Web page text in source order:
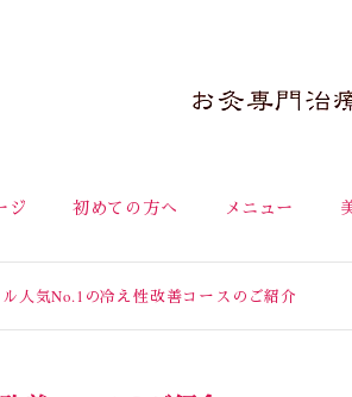
ジ 初めての方へ メニュー
人気No.1の冷え性改善コースのご紹介